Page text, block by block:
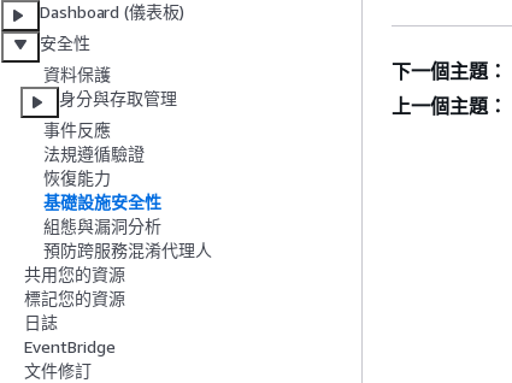
Dashboard (儀表板)
安全性
資料保護
身分與存取管理
事件反應
法規遵循驗證
恢復能力
基礎設施安全性
組態與漏洞分析
預防跨服務混淆代理人
共用您的資源
標記您的資源
日誌
EventBridge
文件修訂
下一個主題：
上一個主題：